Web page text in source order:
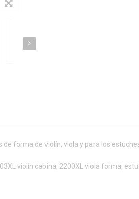
forma de violín, viola y para los
violín cabina, 2200XL viola forma,